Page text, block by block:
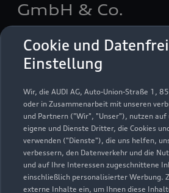
Cookie und
Einstellung
Wir, die AUDI AG, Auto-Union-Straße 1,
oder in Zusammenarbeit mit unseren
und Partnern ("Wir", "Unser"), nutzen auf
eigene und Dienste Dritter, die Cookies
verwenden ("Dienste"), die uns helfen,
verbessern, den Datenverkehr und die
und auf Ihre Interessen zugeschnittene
einschließlich personalisierter Werbung.
externe Inhalte ein, um Ihnen diese
GmbH & Co.